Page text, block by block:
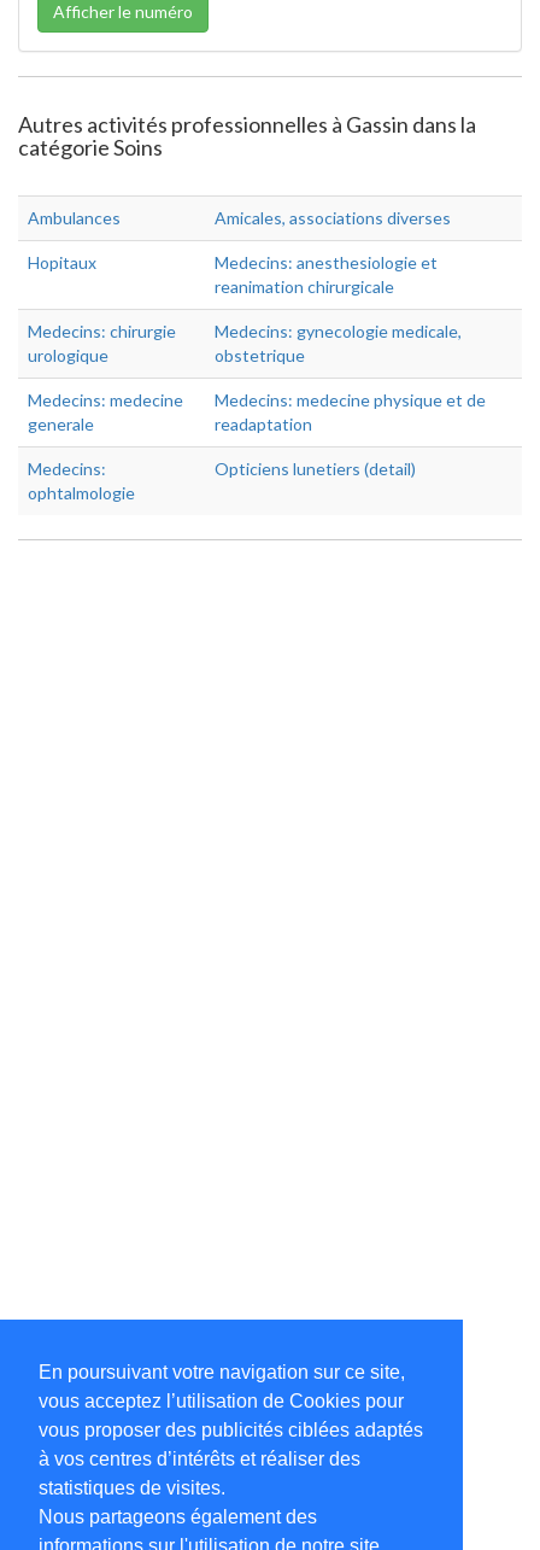
En poursuivant votre navigation sur ce site,
vous acceptez l’utilisation de Cookies pour
vous proposer des publicités ciblées adaptés
à vos centres d’intérêts et réaliser des
statistiques de visites.
Nous partageons également des
Afficher le numéro
Autres activités professionnelles à Gassin dans la
catégorie Soins
Ambulances Amicales, associations diverses
Hopitaux
Medecins: anesthesiologie et
reanimation chirurgicale
Medecins: chirurgie
urologique
Medecins: gynecologie medicale,
obstetrique
Medecins: medecine
generale
Medecins: medecine physique et de
readaptation
Medecins:
ophtalmologie
Opticiens lunetiers (detail)